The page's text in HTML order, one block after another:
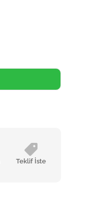
Teklif İste